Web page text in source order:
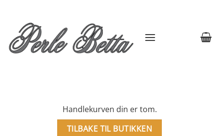
content
Handlekurven din er tom.
TILBAKE TIL BUTIKKEN